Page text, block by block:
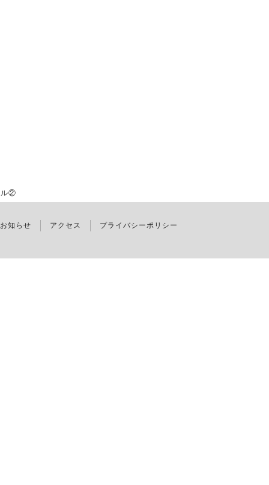
②
お知らせ アクセス プライバシーポリシー